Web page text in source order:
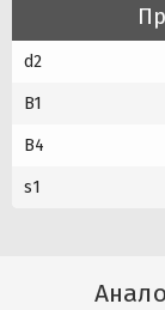
d2
B1
B4
s1